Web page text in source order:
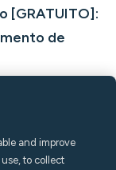
[GRATUITO]:
de
and improve
to collect